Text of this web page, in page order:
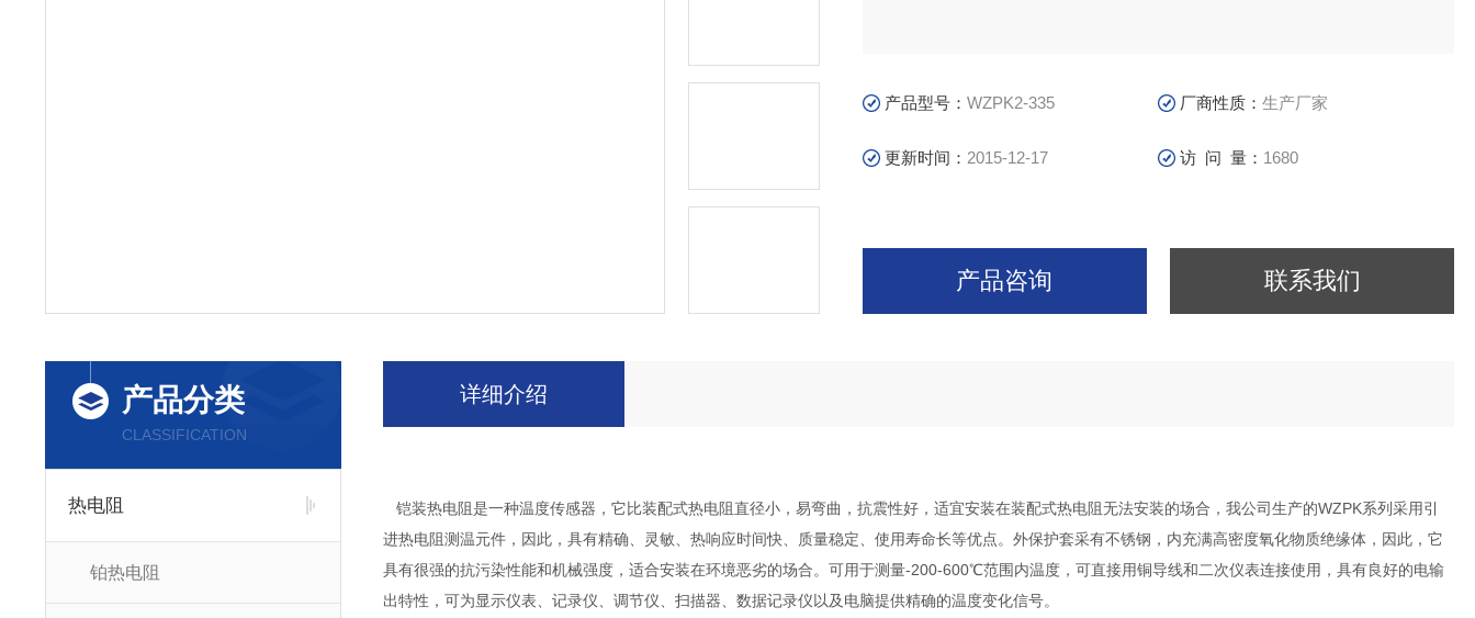
产品型号： WZPK2-335 厂商性质：生产厂家
更新时间： 2015-12-17 访 问 量： 1680
产品咨询 联系我们
产品分类
CLASSIFICATION
热电阻
铂热电阻
详细介绍
铠装热电阻是一种温度传感器，它比装配式热电阻直径小，易弯曲，抗震性好，适宜安装在装配式热电阻无法安装的场合，我公司生产的WZPK系列采用引
进热电阻测温元件，因此，具有精确、灵敏、热响应时间快、质量稳定、使用寿命长等优点。外保护套采有不锈钢，内充满高密度氧化物质绝缘体，因此，它
具有很强的抗污染性能和机械强度，适合安装在环境恶劣的场合。可用于测量-200-600℃范围内温度，可直接用铜导线和二次仪表连接使用，具有良好的电输
出特性，可为显示仪表、记录仪、调节仪、扫描器、数据记录仪以及电脑提供精确的温度变化信号。